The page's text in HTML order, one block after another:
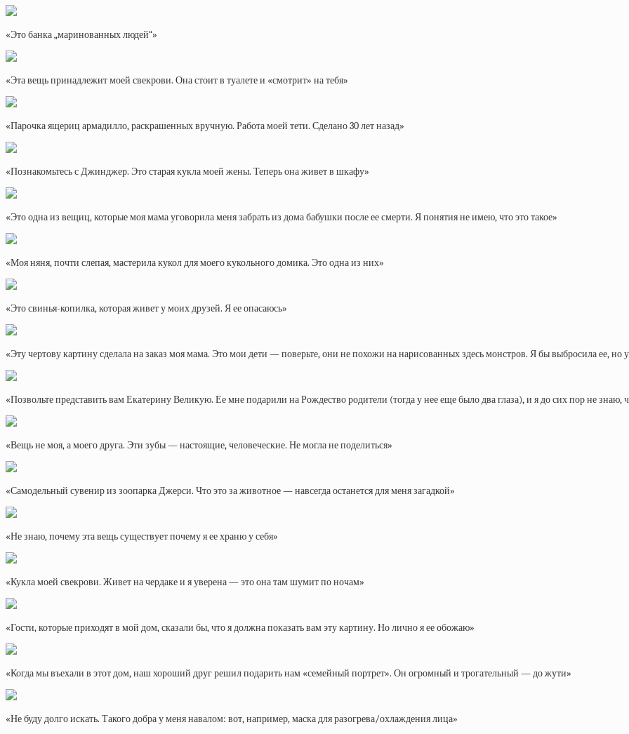
«Это банка „маринованных людей“»
«Эта вещь принадлежит моей свекрови. Она стоит в туалете и «смотрит» на тебя»
«Парочка ящериц армадилло, раскрашенных вручную. Работа моей тети. Сделано 30 лет назад»
«Познакомьтесь с Джинджер. Это старая кукла моей жены. Теперь она живет в шкафу»
«Это одна из вещиц, которые моя мама уговорила меня забрать из дома бабушки после ее смерти. Я понятия не имею, что это такое»
«Моя няня, почти слепая, мастерила кукол для моего кукольного домика. Это одна из них»
«Это свинья-копилка, которая живет у моих друзей. Я ее опасаюсь»
«Эту чертову картину сделала на заказ моя мама. Это мои дети — поверьте, они не похожи на нарисованных здесь монстров. Я бы выбросила ее, но
«Позвольте представить вам Екатерину Великую. Ее мне подарили на Рождество родители (тогда у нее еще было два глаза), и я до сих пор не знаю,
«Вещь не моя, а моего друга. Эти зубы — настоящие, человеческие. Не могла не поделиться»
«Самодельный сувенир из зоопарка Джерси. Что это за животное — навсегда останется для меня загадкой»
«Не знаю, почему эта вещь существует почему я ее храню у себя»
«Кукла моей свекрови. Живет на чердаке и я уверена — это она там шумит по ночам»
«Гости, которые приходят в мой дом, сказали бы, что я должна показать вам эту картину. Но лично я ее обожаю»
«Когда мы въехали в этот дом, наш хороший друг решил подарить нам «семейный портрет». Он огромный и трогательный — до жути»
«Не буду долго искать. Такого добра у меня навалом: вот, например, маска для разогрева/охлаждения лица»